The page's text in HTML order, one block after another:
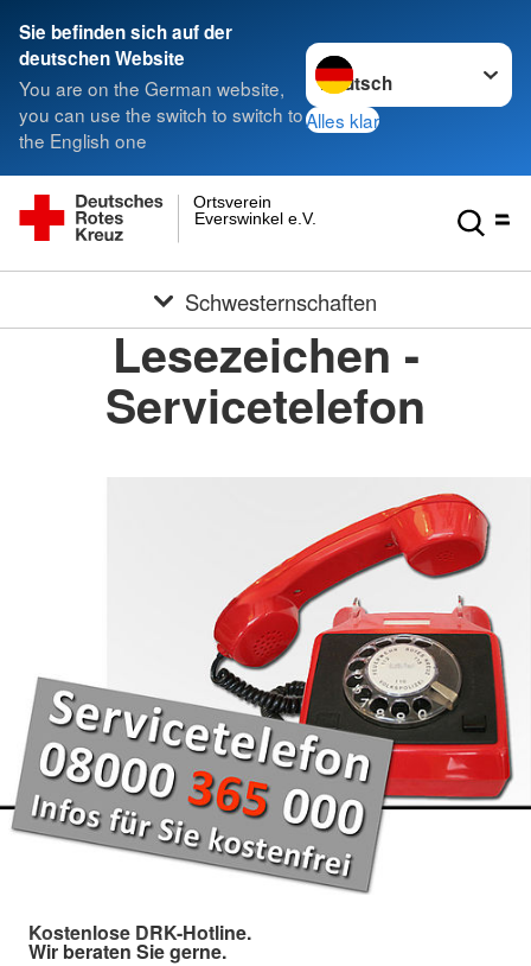
Sie befinden sich auf der
deutschen Website
You are on the German website,
you can use the switch to switch to
the English one
Sprache wechseln zu
Alles klar
Everswinkel e.V.
Ortsverein
Schwesternschaften
Lesezeichen -
Servicetelefon
Kostenlose DRK-Hotline.
Wir beraten Sie gerne.